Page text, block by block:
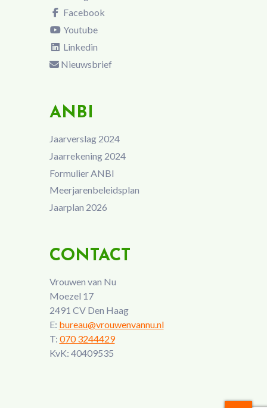
Facebook
Youtube
Linkedin
Nieuwsbrief
ANBI
Jaarverslag 2024
Jaarrekening 2024
Formulier ANBI
Meerjarenbeleidsplan
Jaarplan 2026
CONTACT
Vrouwen van Nu
Moezel 17
2491 CV Den Haag
E: bureau@vrouwenvannu.nl
T: 070 3244429
KvK: 40409535